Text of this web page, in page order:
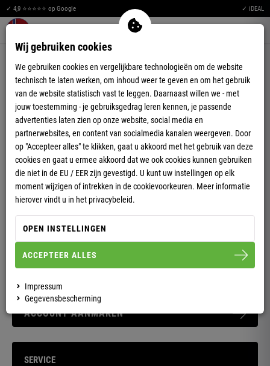
✓ 4,9 ⭐⭐⭐⭐⭐ op Google ✓ iDEAL
Warenkorb aufklappen
SNEL INLOGGEN
Meld je met één klik aan met je bestaande account.
KLANTENLOGIN
Wachtwoord vergeten?
AANMELDEN
U bent nog geen klant?
Maak nu een account aan – bestelgeschiedenis, verzendstatus & meer in
één oogopslag!
ACCOUNT AANMAKEN
SERVICE
Wij gebruiken cookies
We gebruiken cookies en vergelijkbare technologieën om de website
technisch te laten werken, om inhoud weer te geven en om het gebruik
van de website statistisch vast te leggen. Daarnaast willen we - met
jouw toestemming - je gebruiksgedrag leren kennen, je passende
advertenties laten zien op onze website, social media en
partnerwebsites, en content van socialmedia kanalen weergeven. Door
op "Accepteer alles" te klikken, gaat u akkoord met het gebruik van deze
cookies en gaat u ermee akkoord dat we ook cookies kunnen gebruiken
die niet in de EU / EER zijn gevestigd. U kunt uw instellingen op elk
moment wijzigen of intrekken in de cookievoorkeuren. Meer informatie
hierover vindt u in het privacybeleid.
OPEN INSTELLINGEN
ACCEPTEER ALLES
Impressum
Gegevensbescherming